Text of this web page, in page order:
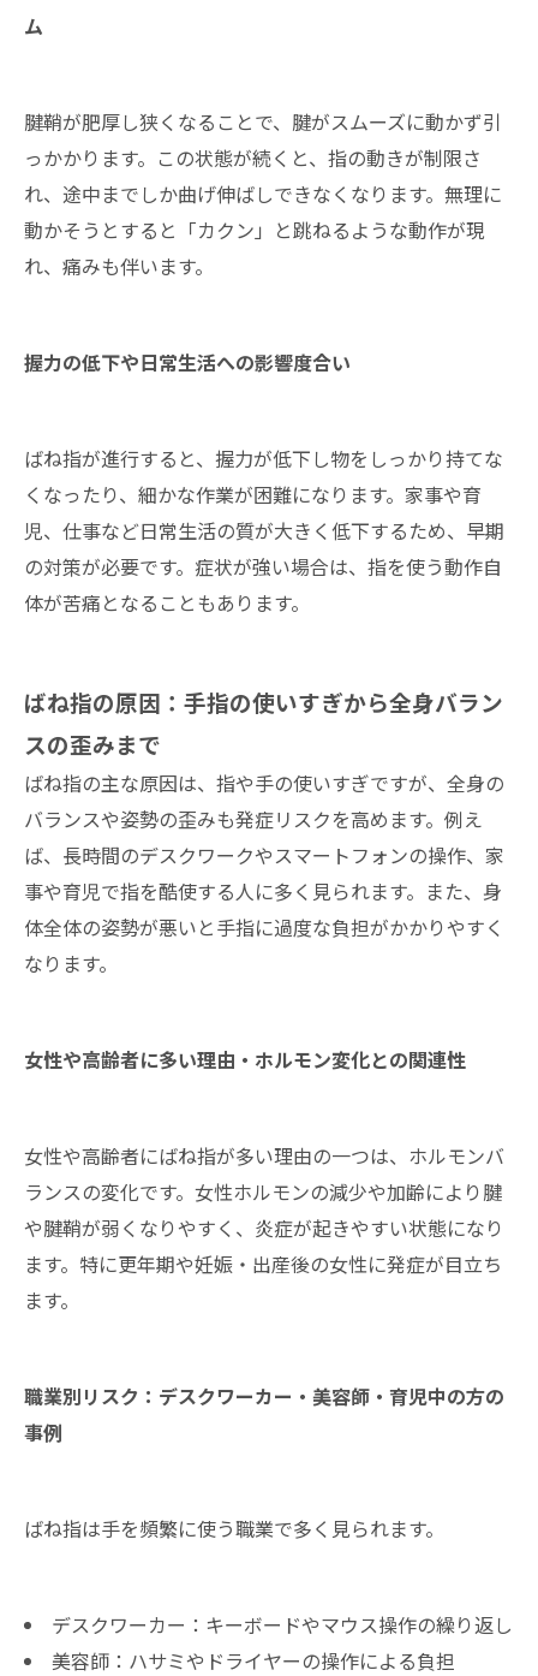
ム
腱鞘が肥厚し狭くなることで、腱がスムーズに動かず引
っかかります。この状態が続くと、指の動きが制限さ
れ、途中までしか曲げ伸ばしできなくなります。無理に
動かそうとすると「カクン」と跳ねるような動作が現
れ、痛みも伴います。
握力の低下や日常生活への影響度合い
ばね指が進行すると、握力が低下し物をしっかり持てな
くなったり、細かな作業が困難になります。家事や育
児、仕事など日常生活の質が大きく低下するため、早期
の対策が必要です。症状が強い場合は、指を使う動作自
体が苦痛となることもあります。
ばね指の原因：手指の使いすぎから全身バラン
スの歪みまで
ばね指の主な原因は、指や手の使いすぎですが、全身の
バランスや姿勢の歪みも発症リスクを高めます。例え
ば、長時間のデスクワークやスマートフォンの操作、家
事や育児で指を酷使する人に多く見られます。また、身
体全体の姿勢が悪いと手指に過度な負担がかかりやすく
なります。
女性や高齢者に多い理由・ホルモン変化との関連性
女性や高齢者にばね指が多い理由の一つは、ホルモンバ
ランスの変化です。女性ホルモンの減少や加齢により腱
や腱鞘が弱くなりやすく、炎症が起きやすい状態になり
ます。特に更年期や妊娠・出産後の女性に発症が目立ち
ます。
職業別リスク：デスクワーカー・美容師・育児中の方の
事例
ばね指は手を頻繁に使う職業で多く見られます。
デスクワーカー：キーボードやマウス操作の繰り返し
美容師：ハサミやドライヤーの操作による負担